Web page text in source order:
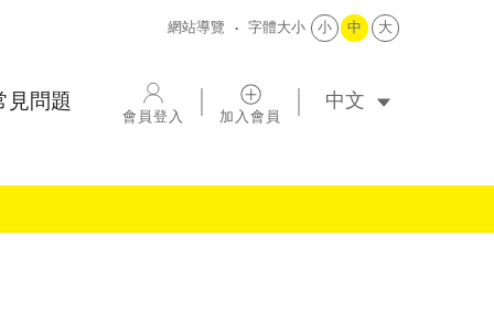
網站導覽 字體大小 小 中 大
見問題 會員登入 加入會員